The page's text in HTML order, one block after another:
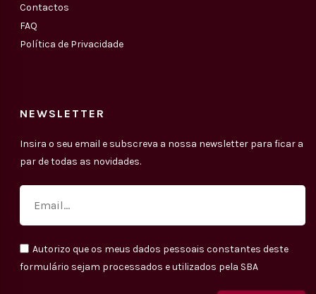
Contactos
FAQ
Política de Privacidade
NEWSLETTER
Insira o seu email e subscreva a nossa newsletter para ficar a
par de todas as novidades.
Autorizo que os meus dados pessoais constantes deste
formulário sejam processados e utilizados pela SBA